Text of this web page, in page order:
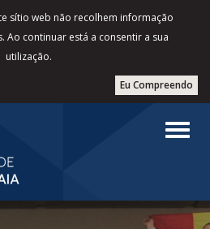
sítio web não recolhem informação
Ao continuar está a consentir a sua
utilização.
Eu Compreendo